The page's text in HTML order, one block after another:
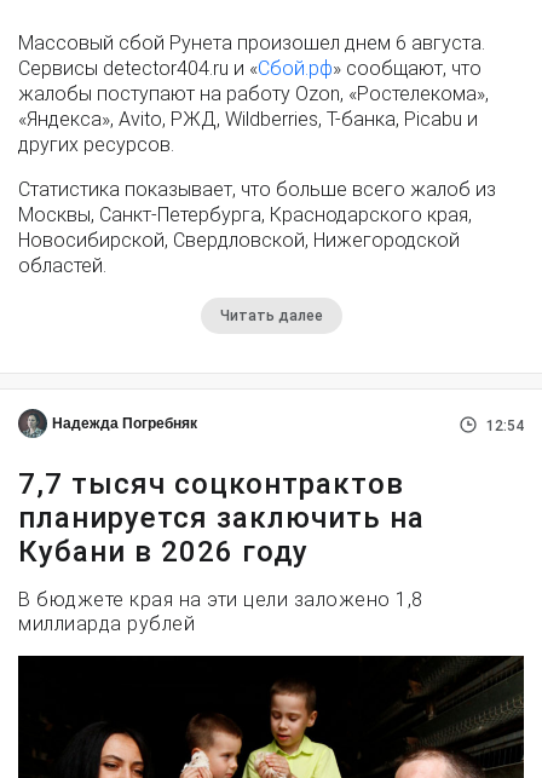
Массовый сбой Рунета произошел днем 6 августа.
Сервисы detector404.ru и «Сбой.рф» сообщают, что
жалобы поступают на работу Ozon, «Ростелекома»,
«Яндекса», Avito, РЖД, Wildberries, Т-банка, Picabu и
других ресурсов.
Статистика показывает, что больше всего жалоб из
Москвы, Санкт-Петербурга, Краснодарского края,
Новосибирской, Свердловской, Нижегородской
областей.
Читать далее
Надежда Погребняк 12:54
7,7 тысяч соцконтрактов
планируется заключить на
Кубани в 2026 году
В бюджете края на эти цели заложено 1,8
миллиарда рублей